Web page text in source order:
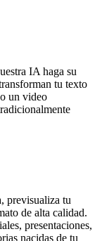
IA haga su
tu texto
un video
previsualiza tu
de alta calidad.
presentaciones,
nacidas de tu